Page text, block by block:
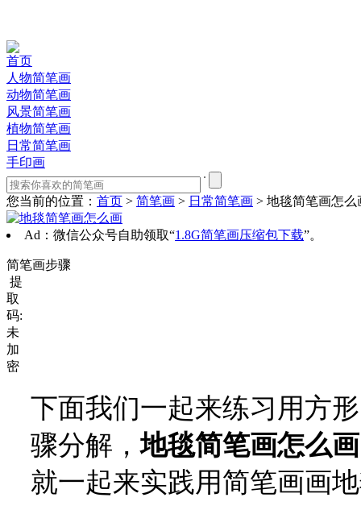
首页
人物简笔画
动物简笔画
风景简笔画
植物简笔画
日常简笔画
手印画
您当前的位置： 首页 > 简笔画 > 日常简笔画 > 地毯简笔画怎么
Ad：微信公众号自助领取“1.8G简笔画压缩包下载”。
简笔画步骤
提
取
码:
未
加
密
下面我们一起来练习用方
骤分解，地毯简笔画怎么画
就一起来实践用简笔画画